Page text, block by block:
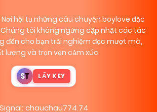
Nơi hội tụ những câu chuyện boylove đặc
tôi không ngừng cập nhật các tác
đến cho bạn trải nghiệm đọc mượt mà,
lượng và trọn vẹn cảm xúc.
ST LẤY KEY
Signal: chauchau774.74